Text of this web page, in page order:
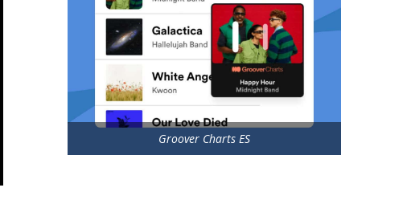
Groover Charts ES